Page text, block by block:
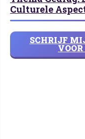
Culturele
SCHRIJF